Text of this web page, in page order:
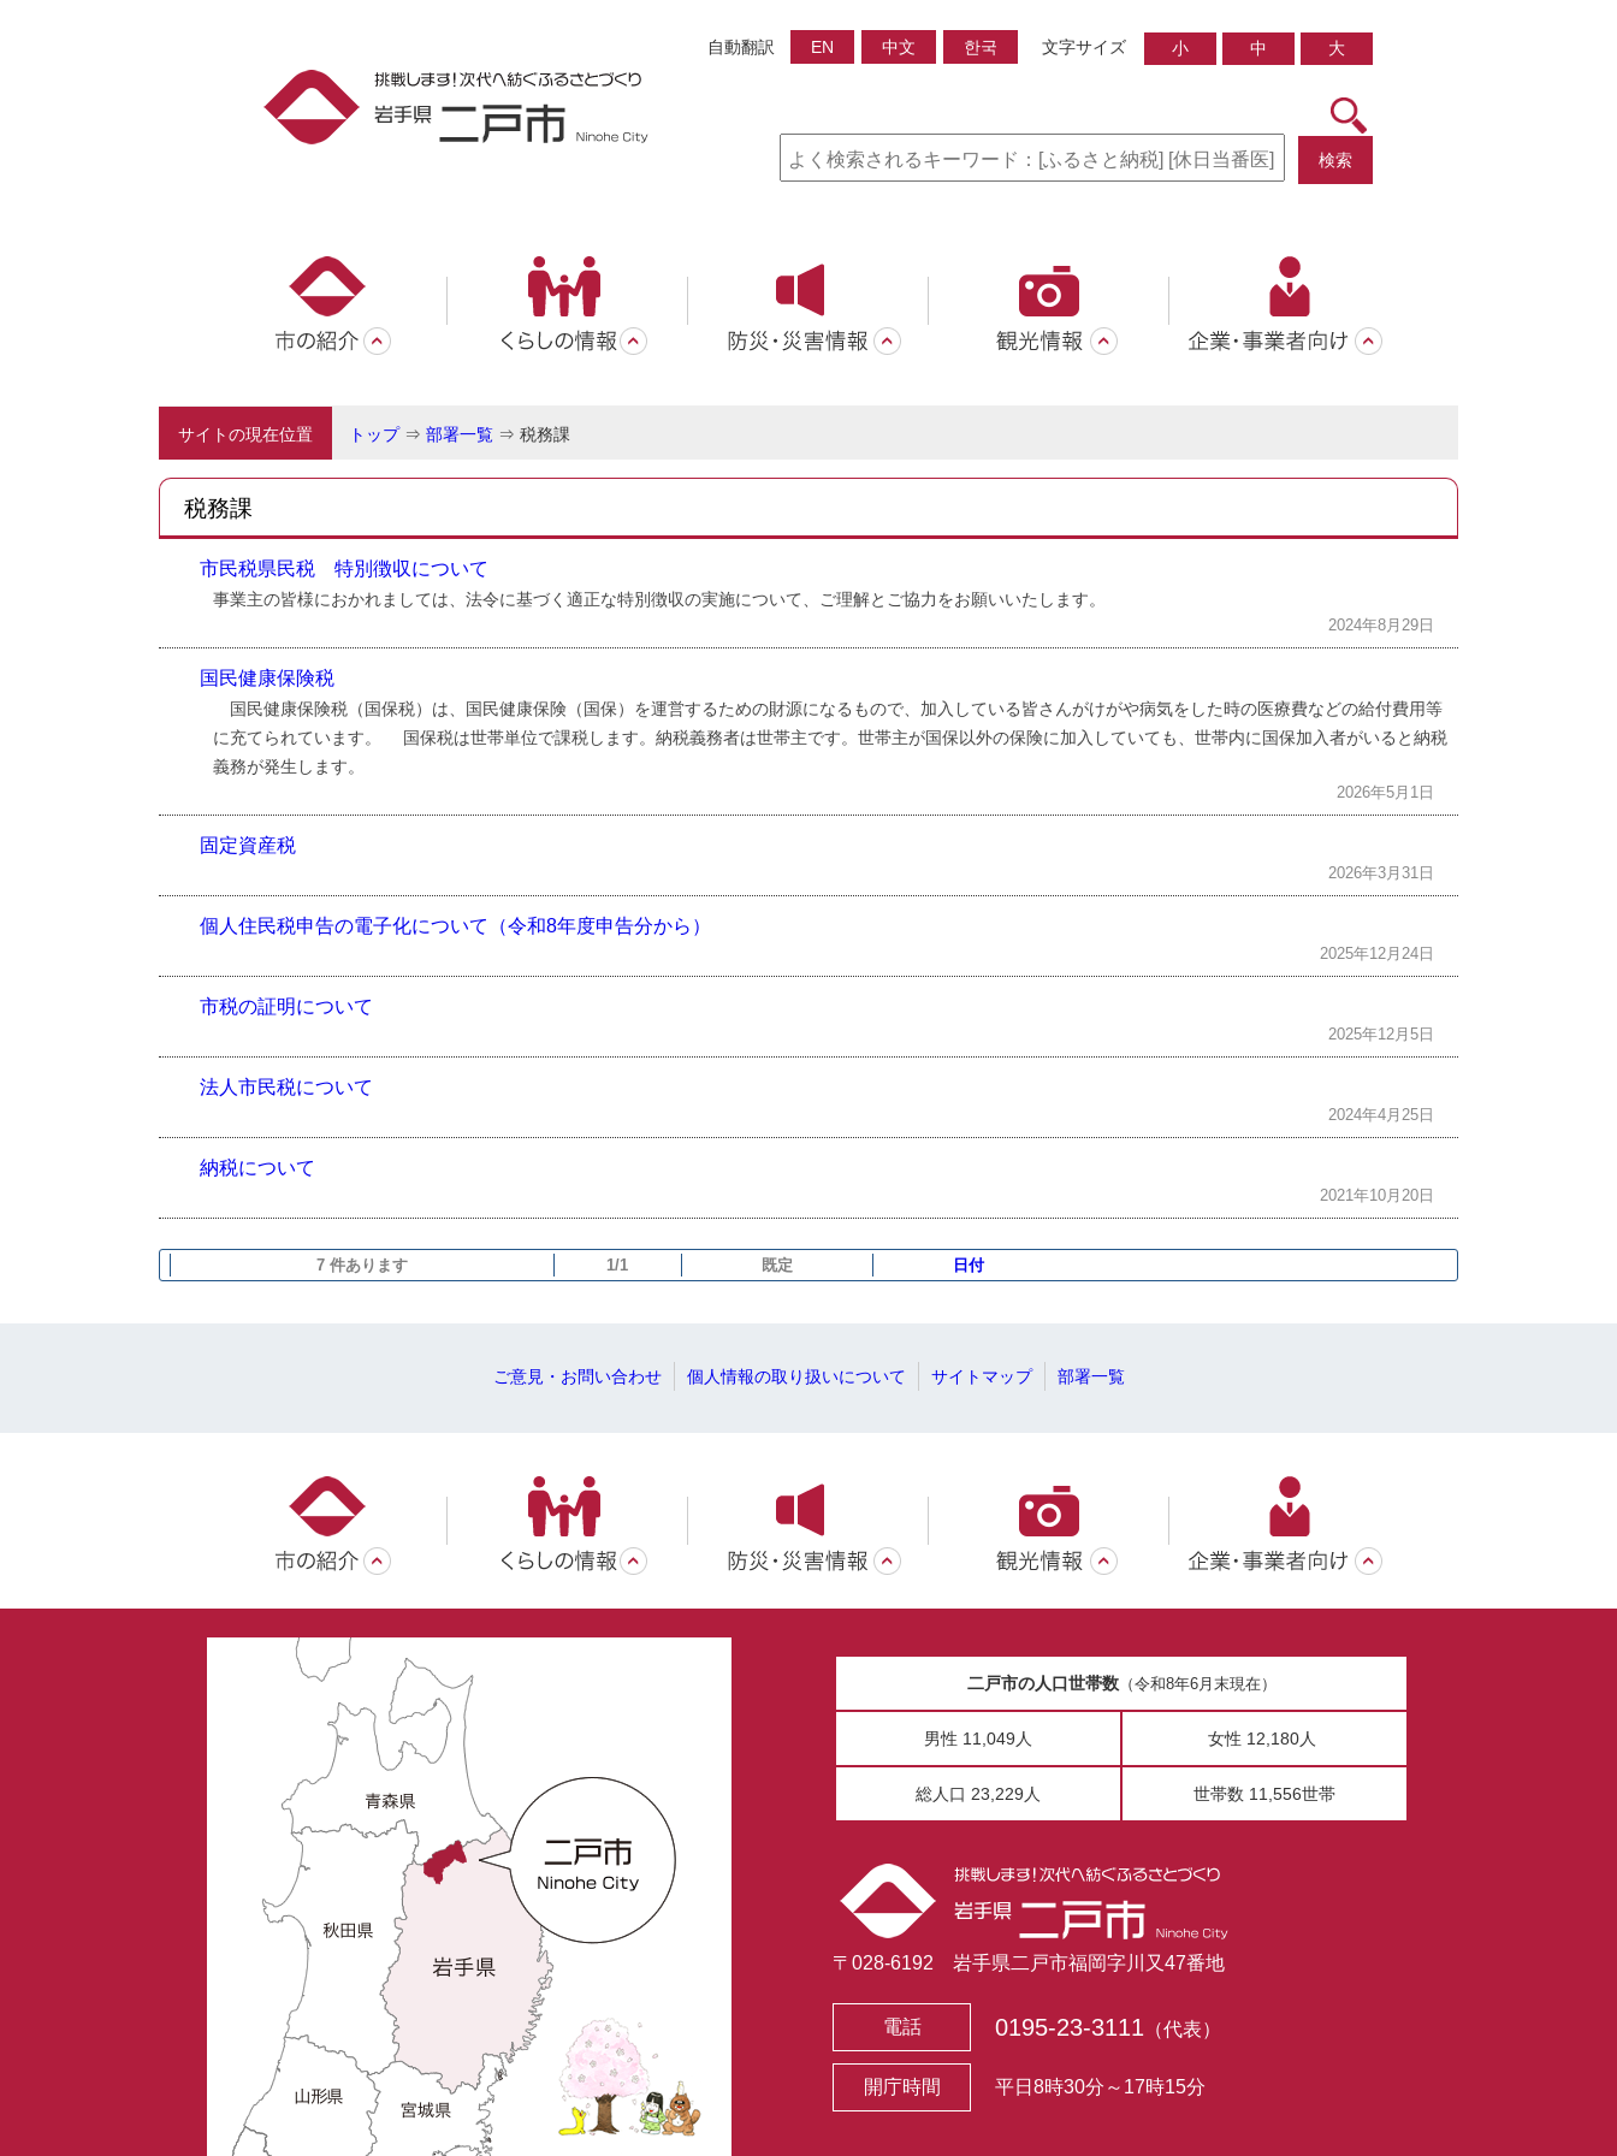
自動翻訳 EN 中文 한국 文字サイズ 小 中 大
検索
サイトの現在位置 トップ⇒ 部署一覧 ⇒ 税務課
税務課
市民税県民税 特別徴収について
事業主の皆様におかれましては、法令に基づく適正な特別徴収の実施について、ご理解とご協力をお願いいたします。
2024年8月29日
国民健康保険税
国民健康保険税（国保税）は、国民健康保険（国保）を運営するための財源になるもので、加入している皆さんがけがや病気をした時の医療費などの給付費用等
に充てられています。 国保税は世帯単位で課税します。納税義務者は世帯主です。世帯主が国保以外の保険に加入していても、世帯内に国保加入者がいると納税
義務が発生します。
2026年5月1日
固定資産税
2026年3月31日
個人住民税申告の電子化について（令和8年度申告分から）
2025年12月24日
市税の証明について
2025年12月5日
法人市民税について
2024年4月25日
納税について
2021年10月20日
7 件あります 1/1 既定 日付
ご意見・お問い合わせ 個人情報の取り扱いについて サイトマップ 部署一覧
二戸市の人口世帯数（令和8年6月末現在）
男性 11,049人 女性 12,180人
総人口 23,229人 世帯数 11,556世帯
〒028-6192 岩手県二戸市福岡字川又47番地
電話 0195-23-3111 （代表）
開庁時間 平日8時30分～17時15分